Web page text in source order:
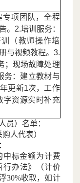
专项团队，全程
。2.培训服务：
（教师操作培
与视频教程。3.
；现场故障处理
务：建立教材与
更新1次，工作
字资源实时补充
员）名单：
人代表）
中标金额为计费
行办法》（计价
30%收取，如计